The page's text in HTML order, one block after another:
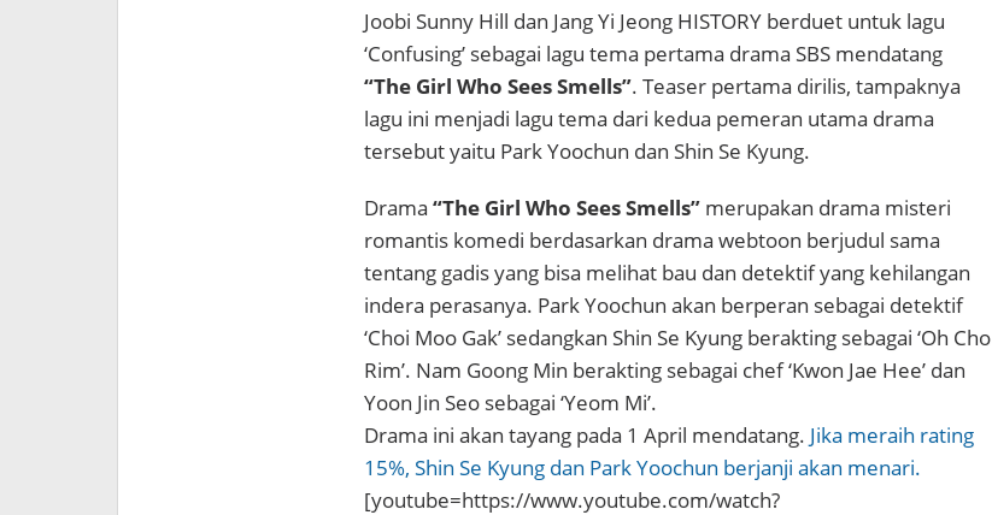
Joobi Sunny Hill dan Jang Yi Jeong HISTORY berduet untuk lagu
‘Confusing’ sebagai lagu tema pertama drama SBS mendatang
“The Girl Who Sees Smells”. Teaser pertama dirilis, tampaknya
lagu ini menjadi lagu tema dari kedua pemeran utama drama
tersebut yaitu Park Yoochun dan Shin Se Kyung.
Drama “The Girl Who Sees Smells”merupakan drama misteri
romantis komedi berdasarkan drama webtoon berjudul sama
tentang gadis yang bisa melihat bau dan detektif yang kehilangan
indera perasanya. Park Yoochun akan berperan sebagai detektif
‘Choi Moo Gak’ sedangkan Shin Se Kyung berakting sebagai ‘Oh Cho
Rim’. Nam Goong Min berakting sebagai chef ‘Kwon Jae Hee’ dan
Yoon Jin Seo sebagai ‘Yeom Mi’.
Drama ini akan tayang pada 1 April mendatang. Jika meraih rating
15%, Shin Se Kyung dan Park Yoochun berjanji akan menari.
[youtube=https://www.youtube.com/watch?